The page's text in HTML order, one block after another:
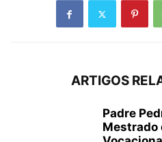
ARTIGOS
Padre
Mestrado